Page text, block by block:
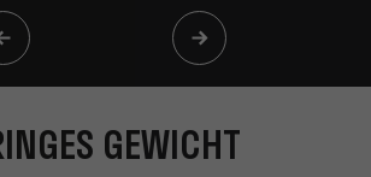
GEWICHT